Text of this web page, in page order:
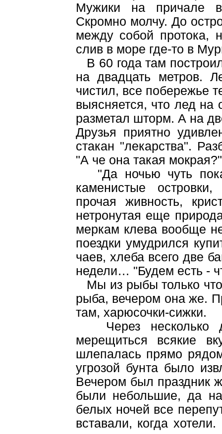
Мужики на причале
Скромно молчу. До
между собой протока,
слив в море где-то в
В 60 года там
на двадцать метров.
чистил, все побережье
выясняется, что лед на
разметал шторм. А на
Друзья приятно
стакан "лекарства".
"А че она такая мокрая?"
"Да ночью чуть
каменистые
прочая живность,
нетронутая еще
меркам клева вообще
поездки умудрился
чаев, хлеба всего две
недели… "Будем есть -
Мы из рыбы только
рыба, вечером она же.
там, харюсочки-сижки.
Через несколько
мерещиться всякие
шлепалась прямо
угрозой бунта было
Вечером был праздник
были небольшие, да
белых ночей все
вставали, когда